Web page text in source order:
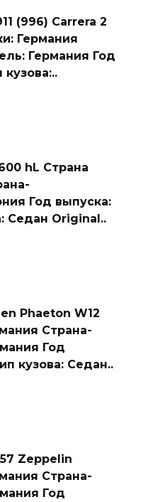
(996) Carrera 2
Германия
Германия Год
hL Страна
Год выпуска:
Седан Original..
Phaeton W12
Страна-
Год
кузова: Седан..
Zeppelin
Страна-
Год